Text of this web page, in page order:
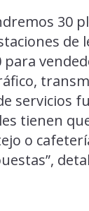
30
de
servicios
tienen
o